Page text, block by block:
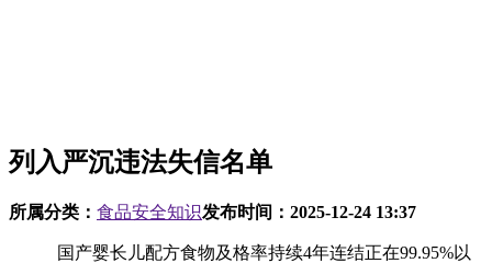
列入严沉违法失信名单
所属分类： 食品安全知识发布时间： 2025-12-24 13:37
国产婴长儿配方食物及格率持续4年连结正在99.95%以